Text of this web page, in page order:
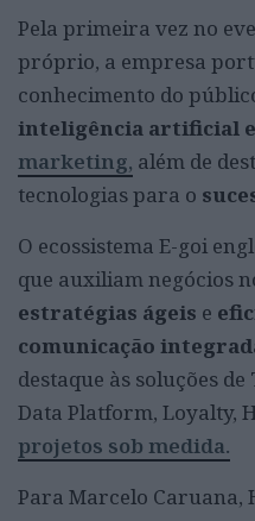
Pela primeira vez no
próprio, a empresa
conhecimento do
inteligência artificial e
marketing, além de
tecnologias para o
O ecossistema E-goi
que auxiliam negócios
estratégias ágeis e
comunicação
destaque às soluções
Data Platform, Loyalty,
projetos sob medida.
Para Marcelo Caruana,